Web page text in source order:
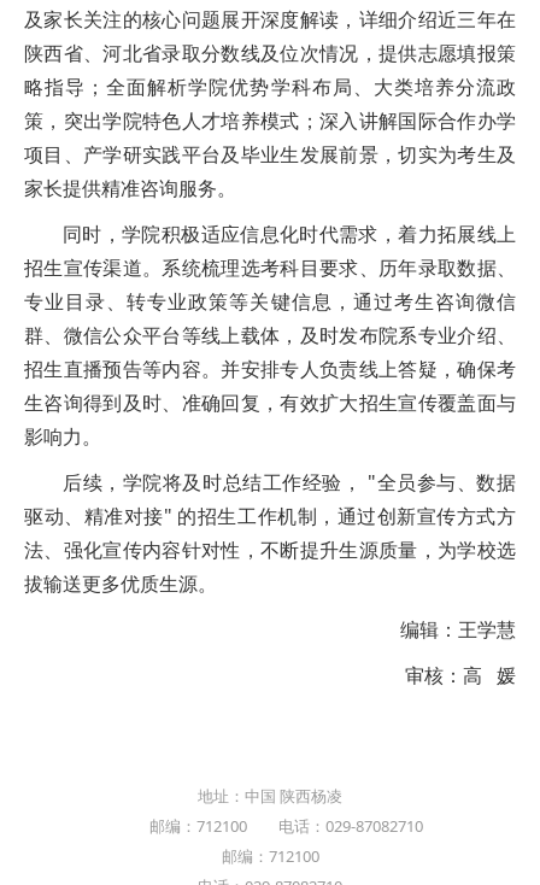
及家长关注的核心问题展开深度解读，详细介绍近三年在
陕西省、河北省录取分数线及位次情况，提供志愿填报策
略指导；全面解析学院优势学科布局、大类培养分流政
策，突出学院特色人才培养模式；深入讲解国际合作办学
项目、产学研实践平台及毕业生发展前景，切实为考生及
家长提供精准咨询服务。
同时，学院积极适应信息化时代需求，着力拓展线上
招生宣传渠道。系统梳理选考科目要求、历年录取数据、
专业目录、转专业政策等关键信息，通过考生咨询微信
群、微信公众平台等线上载体，及时发布院系专业介绍、
招生直播预告等内容。并安排专人负责线上答疑，确保考
生咨询得到及时、准确回复，有效扩大招生宣传覆盖面与
影响力。
后续，学院将及时总结工作经验， "全员参与、数据
驱动、精准对接" 的招生工作机制，通过创新宣传方式方
法、强化宣传内容针对性，不断提升生源质量，为学校选
拔输送更多优质生源。
编辑：王学慧
审核：高 媛
地址：中国 陕西杨凌
邮编：712100 电话：029-87082710
邮编：712100